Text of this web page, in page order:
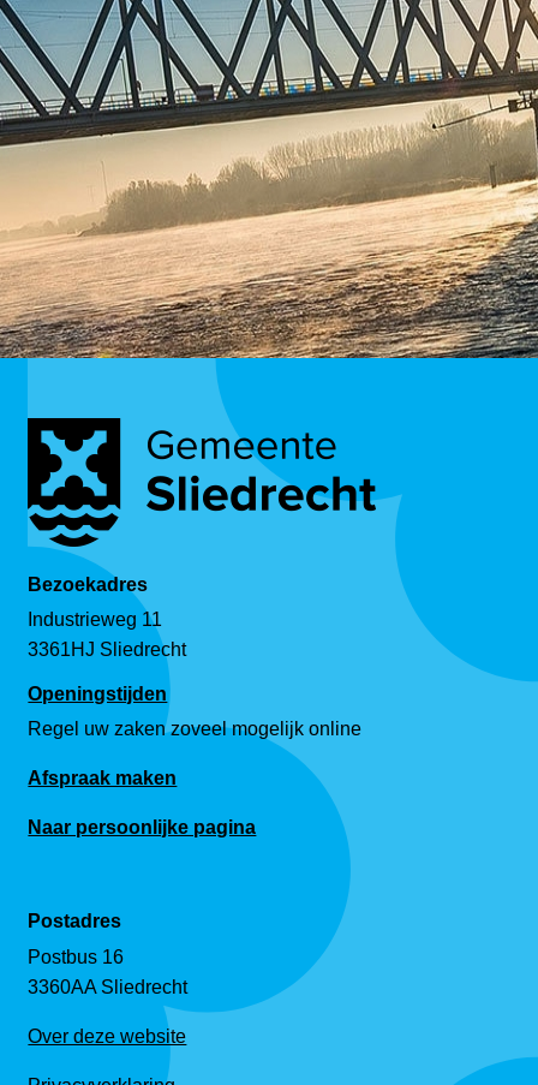
Bezoekadres
Industrieweg 11
3361HJ Sliedrecht
Openingstijden
Regel uw zaken zoveel mogelijk online
Afspraak maken
Naar persoonlijke pagina
Postadres
Postbus 16
3360AA Sliedrecht
Over deze website